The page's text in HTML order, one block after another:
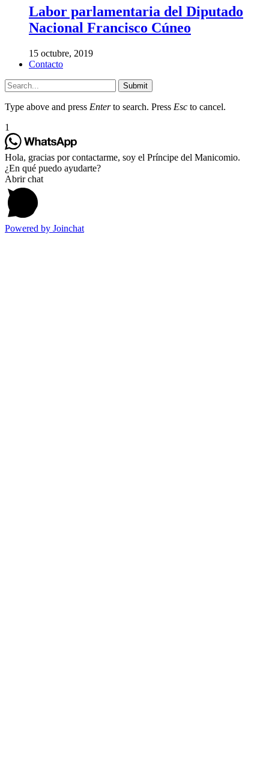
Labor parlamentaria del Diputado
Nacional Francisco Cúneo
15 octubre, 2019
Contacto
Submit
Type above and press Enterto search. Press Esc to cancel.
1
Hola, gracias por contactarme, soy el Príncipe del Manicomio.
¿En qué puedo ayudarte?
Abrir chat
Powered by Joinchat